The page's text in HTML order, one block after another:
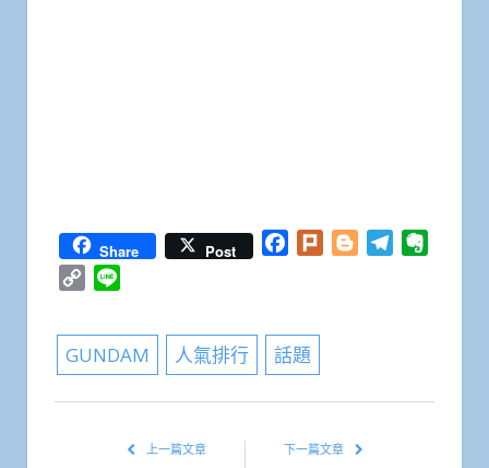
Share Post Facebook
Plurk BloggerTelegram
Copy
GUNDAM 人氣排行 話題
上一篇文章 下一篇文章